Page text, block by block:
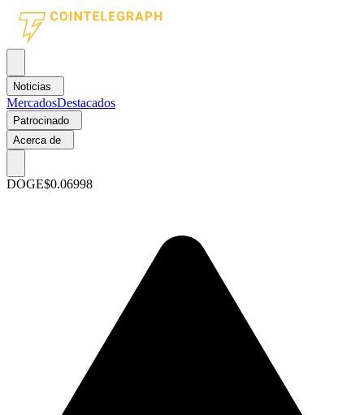
Noticias
MercadosDestacados
Patrocinado
Acerca de
DOGE$0.06998